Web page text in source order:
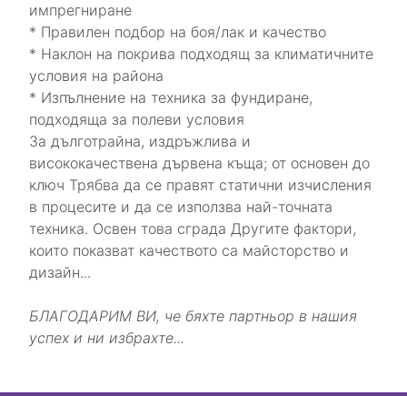
импрегниране
* Правилен подбор на боя/лак и качество
* Наклон на покрива подходящ за климатичните
условия на района
* Изпълнение на техника за фундиране,
подходяща за полеви условия
За дълготрайна, издръжлива и
висококачествена дървена къща; от основен до
ключ Трябва да се правят статични изчисления
в процесите и да се използва най-точната
техника. Освен това сграда Другите фактори,
които показват качеството са майсторство и
дизайн...
БЛАГОДАРИМ ВИ, че бяхте партньор в нашия
успех и ни избрахте...